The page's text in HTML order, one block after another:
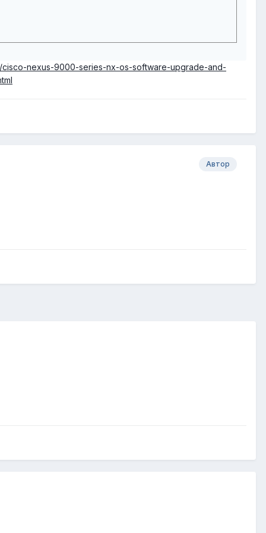
nexus-9000-series-nx-os-software-upgrade-and-
Автор